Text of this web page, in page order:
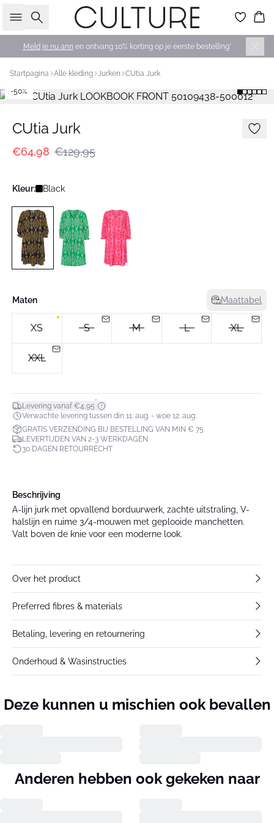
Zoeken
Meld je nu ann en ontvang 10% korting op je eerste bestelling*
Startpagina Alle kleding Jurken CUtia Jurk
-50%
CUtia Jurk
€64,98 €129,95
Kleur: Black
Maten Maattabel
XS S M L XL
XXL
Levering vanaf €4,95*
Verwachte levering tussen din 11. aug. - woe 12. aug.
GRATIS VERZENDING BIJ BESTELLING VAN MIN € 75
LEVERTIJDEN VAN 2-3 WERKDAGEN
30 DAGEN RETOURRECHT
Beschrijving
A-lijn jurk met opvallend borduurwerk, zachte uitstraling, V-
halslijn en ruime 3/4-mouwen met geplooide manchetten.
Valt boven de knie voor een moderne look.
Over het product
Preferred fibres & materials
Betaling, levering en retournering
Onderhoud & Wasinstructies
Deze kunnen u mischien ook bevallen
Anderen hebben ook gekeken naar